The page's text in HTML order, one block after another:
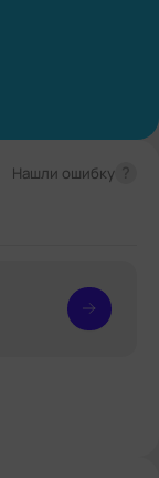
Нашли ошибку